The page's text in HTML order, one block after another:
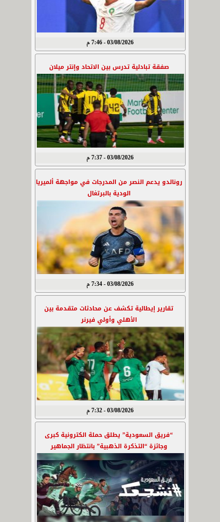
03/08/2026 - 7:46 م
صفقة تبادلية تدرس بين الاتحاد وإنتر ميلان
03/08/2026 - 7:37 م
رونالدو يدعم النصر من المدرجات في مواجهة ألميريا
الودية بالبرتغال
03/08/2026 - 7:34 م
تقارير إيطالية تكشف عن محادثات متقدمة بين
الأهلي وأولي فيرنر
03/08/2026 - 7:32 م
“فريق السعودية” يطلق حملة الكترونية كبرى
وجائزة “التذكرة الذهبية” بانتظار الجماهير